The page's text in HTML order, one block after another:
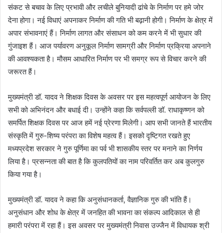
संकट से बचाव के लिए प्रभावी और लचीले बुनियादी ढांचे के निर्माण पर हमे जोर
देना होगा। नई विधाएं अपनाकर निर्माण की गति भी बढ़ानी होगी। निर्माण के क्षेत्र में
अपार संभावनाएं हैं। निर्माण लागत और संसाधन को कम करने में भी सुधार की
गुंजाइश हैं। आज पर्यावरण अनुकूल निर्माण सामग्री और निर्माण प्रक्रिया अपनाने
की आवश्यकता है। मौसम आधारित निर्माण पर भी समग्र रूप से विचार करने की
जरूरत हैं।
मुख्यमंत्री डॉ. यादव ने शिक्षक दिवस के अवसर पर इस महत्वपूर्ण आयोजन के लिए
सभी को अभिनंदन और बधाई दी। उन्होंने कहा कि सर्वपल्ली डॉ. राधाकृष्णन को
समर्पित शिक्षक दिवस पर आज हमें नई प्रेरणा मिलेगी। आप सभी जानते हैं भारतीय
संस्कृति में गुरु-शिष्य परंपरा का विशेष महत्व हैं। इसको दृष्टिगत रखते हुए
मध्यप्रदेश सरकार ने गुरु पूर्णिमा का पर्व भी शासकीय स्तर पर मनाने का निर्णय
लिया है। प्रसन्नता की बात है कि कुलपतियों का नाम परिवर्तित कर अब कुलगुरु
किया गया है।
मुख्यमंत्री डॉ. यादव ने कहा कि अनुसंधानकर्ता, वैज्ञानिक गुरु की भांति हैं।
अनुसंधान और शोध के क्षेत्र में जनहित की भावना का संकल्प आदिकाल से ही
हमारी परंपरा में रहा हैं। इस अवसर पर मुख्यमंत्री निवास उज्जैन में विधायक श्री